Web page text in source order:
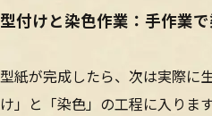
型付けと染色作業：手作業
型紙が完成したら、次は実際に
け」と「染色」の工程に入りま